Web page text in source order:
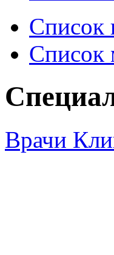
Список
Список
Врачи